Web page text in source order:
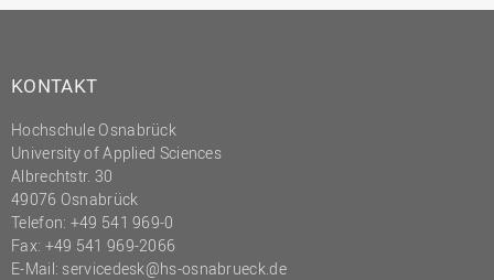
Science to Business GmbH
Studierendensekretariat
Studium und Lehre
Transfer- und
Innovationsmanagement
KONTAKT
Hochschule Osnabrück
University of Applied Sciences
Albrechtstr. 30
49076 Osnabrück
Telefon: +49 541 969-0
Fax: +49 541 969-2066
E-Mail: servicedesk@hs-osnabrueck.de